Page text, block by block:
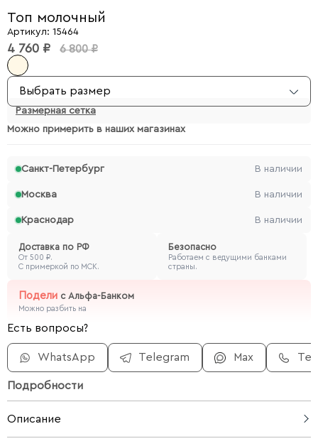
Топ молочный
Артикул: 15464
4 760 ₽ 6 800 ₽
Выбрать размер
Размерная сетка
Можно примерить в наших магазинах
Санкт-Петербург В наличии
Москва В наличии
Краснодар В наличии
Доставка по РФ
От 500 ₽.
С примеркой по МСК.
Безопасно
Работаем с ведущими банками
страны.
Подели с Альфа-Банком
Можно разбить на
Есть вопросы?
WhatsApp Telegram Max
Подробности
Описание